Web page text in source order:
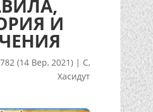
И
(14 Вер, 2021) | С,
Хасидут